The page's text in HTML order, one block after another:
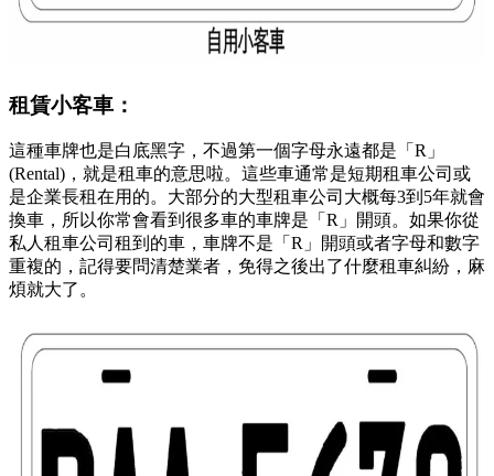
租賃小客車：
這種車牌也是白底黑字，不過第一個字母永遠都是「R」
(Rental)，就是租車的意思啦。這些車通常是短期租車公司或
是企業長租在用的。大部分的大型租車公司大概每3到5年就會
換車，所以你常會看到很多車的車牌是「R」開頭。如果你從
私人租車公司租到的車，車牌不是「R」開頭或者字母和數字
重複的，記得要問清楚業者，免得之後出了什麼租車糾紛，麻
煩就大了。